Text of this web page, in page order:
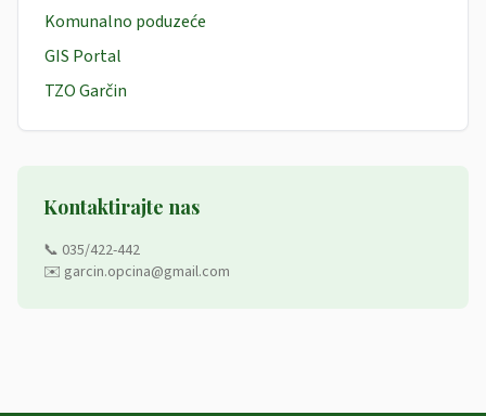
Komunalno poduzeće
GIS Portal
TZO Garčin
Kontaktirajte nas
📞 035/422-442
✉️ garcin.opcina@gmail.com